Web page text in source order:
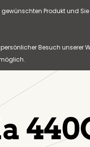
Produkt und
Besuch